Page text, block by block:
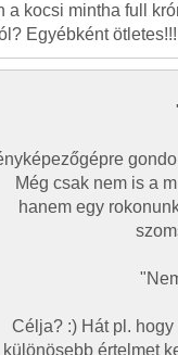
a kocsi mintha full
Egyébként ötletes!!!
Még csak nem is a
hanem egy
Célja? :) Hát pl.
különösebb értelmet